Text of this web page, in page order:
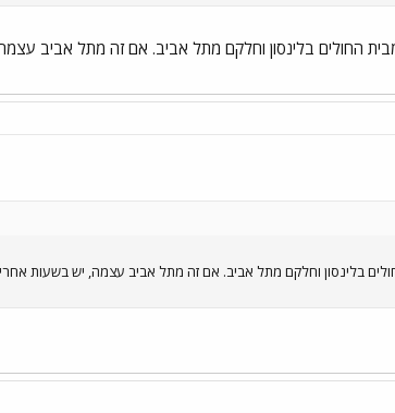
אז יש את קווים 551, 561, 571 ו-641. חלקם מבית החולים בלינסון וחלקם מתל אביב.